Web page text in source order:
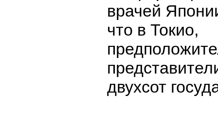
врачей
что в Токио,
двухсот